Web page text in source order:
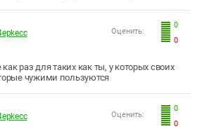
0
0
Оценить:
как раз для таких как ты, у которых своих
чужими пользуются
0
0
Оценить: